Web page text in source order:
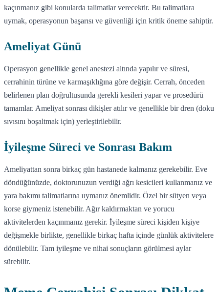
kaçınmanız gibi konularda talimatlar verecektir. Bu talimatlara
uymak, operasyonun başarısı ve güvenliği için kritik öneme sahiptir.
Ameliyat Günü
Operasyon genellikle genel anestezi altında yapılır ve süresi,
cerrahinin türüne ve karmaşıklığına göre değişir. Cerrah, önceden
belirlenen plan doğrultusunda gerekli kesileri yapar ve prosedürü
tamamlar. Ameliyat sonrası dikişler atılır ve genellikle bir dren (doku
sıvısını boşaltmak için) yerleştirilebilir.
İyileşme Süreci ve Sonrası Bakım
Ameliyattan sonra birkaç gün hastanede kalmanız gerekebilir. Eve
döndüğünüzde, doktorunuzun verdiği ağrı kesicileri kullanmanız ve
yara bakımı talimatlarına uymanız önemlidir. Özel bir sütyen veya
korse giymeniz istenebilir. Ağır kaldırmaktan ve yorucu
aktivitelerden kaçınmanız gerekir. İyileşme süreci kişiden kişiye
değişmekle birlikte, genellikle birkaç hafta içinde günlük aktivitelere
dönülebilir. Tam iyileşme ve nihai sonuçların görülmesi aylar
sürebilir.